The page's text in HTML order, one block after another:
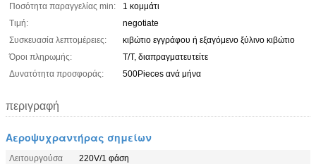
Ποσότητα παραγγελίας min:
1 κομμάτι
Τιμή:
negotiate
Συσκευασία λεπτομέρειες:
κιβώτιο εγγράφου ή εξαγόμενο ξύλινο κιβώτιο
Όροι πληρωμής:
T/T, διαπραγματευτείτε
Δυνατότητα προσφοράς:
500Pieces ανά μήνα
περιγραφή
Αεροψυχραντήρας σημείων
Λειτουργούσα
220V/1 φάση